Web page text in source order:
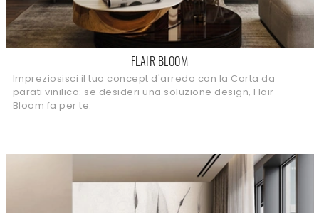
FLAIR BLOOM
Impreziosisci il tuo concept d'arredo con la Carta da
parati vinilica: se desideri una soluzione design, Flair
Bloom fa per te.